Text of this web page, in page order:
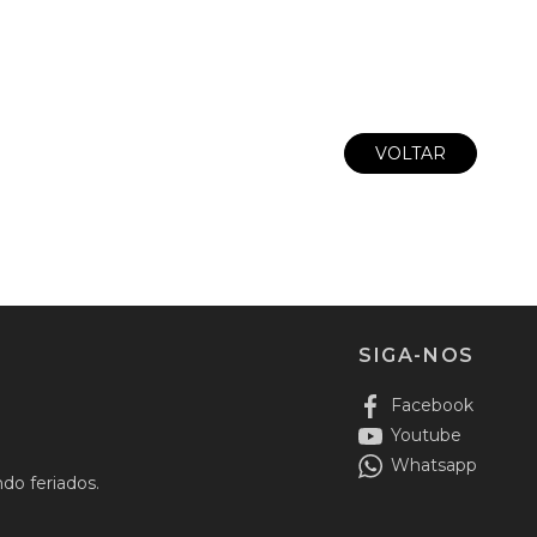
VOLTAR
feriados.
SIGA-NOS
Facebook
Youtube
Whatsapp